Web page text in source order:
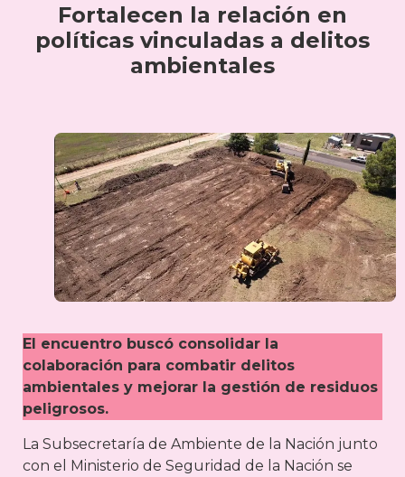
Fortalecen la relación en
políticas vinculadas a delitos
ambientales
El encuentro buscó consolidar la
colaboración para combatir delitos
ambientales y mejorar la gestión de residuos
peligrosos.
La Subsecretaría de Ambiente de la Nación junto
con el Ministerio de Seguridad de la Nación se